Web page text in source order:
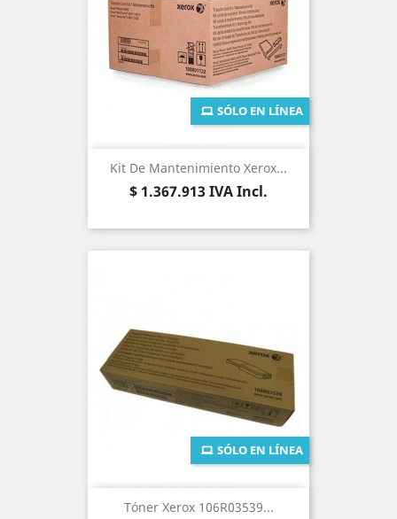
Kit De Mantenimiento Xerox...
Precio
$ 1.367.913IVA Incl.
SÓLO EN LÍNEA
Tóner Xerox 106R03539...
SÓLO EN LÍNEA